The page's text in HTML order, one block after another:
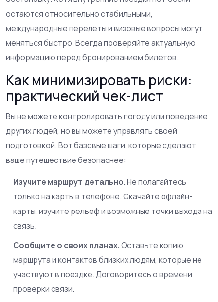
остаются относительно стабильными,
международные перелеты и визовые вопросы могут
меняться быстро. Всегда проверяйте актуальную
информацию перед бронированием билетов.
Как минимизировать риски:
практический чек-лист
Вы не можете контролировать погоду или поведение
других людей, но вы можете управлять своей
подготовкой. Вот базовые шаги, которые сделают
ваше путешествие безопаснее:
Изучите маршрут детально.Не полагайтесь
только на карты в телефоне. Скачайте офлайн-
карты, изучите рельеф и возможные точки выхода на
связь.
Сообщите о своих планах.Оставьте копию
маршрута и контактов близких людям, которые не
участвуют в поездке. Договоритесь о времени
проверки связи.